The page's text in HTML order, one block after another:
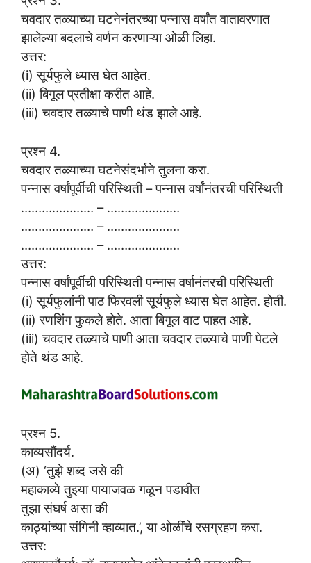
चवदार तळ्याच्या घटनेनंतरच्या पन्नास वर्षांत वातावरणात
झालेल्या बदलाचे वर्णन करणाऱ्या ओळी लिहा.
उत्तर:
(i) सूर्यफुले ध्यास घेत आहेत.
(ii) बिगूल प्रतीक्षा करीत आहे.
(iii) चवदार तळ्याचे पाणी थंड झाले आहे.
प्रश्न 4.
चवदार तळ्याच्या घटनेसंदर्भाने तुलना करा.
पन्नास वर्षांपूर्वीची परिस्थिती – पन्नास वर्षांनंतरची परिस्थिती
………………… – …………………
………………… – …………………
………………… – …………………
उत्तर:
पन्नास वर्षांपूर्वीची परिस्थिती पन्नास वर्षानंतरची परिस्थिती
(i) सूर्यफुलांनी पाठ फिरवली सूर्यफुले ध्यास घेत आहेत. होती.
(ii) रणशिंग फुकले होते. आता बिगूल वाट पाहत आहे.
(iii) चवदार तळ्याचे पाणी आता चवदार तळ्याचे पाणी पेटले
होते थंड आहे.
प्रश्न 5.
काव्यसौंदर्य.
(अ) ‘तुझे शब्द जसे की
महाकाव्ये तुझ्या पायाजवळ गळून पडावीत
तुझा संघर्ष असा की
काठ्यांच्या संगिनी व्हाव्यात.’, या ओळींचे रसग्रहण करा.
उत्तर: